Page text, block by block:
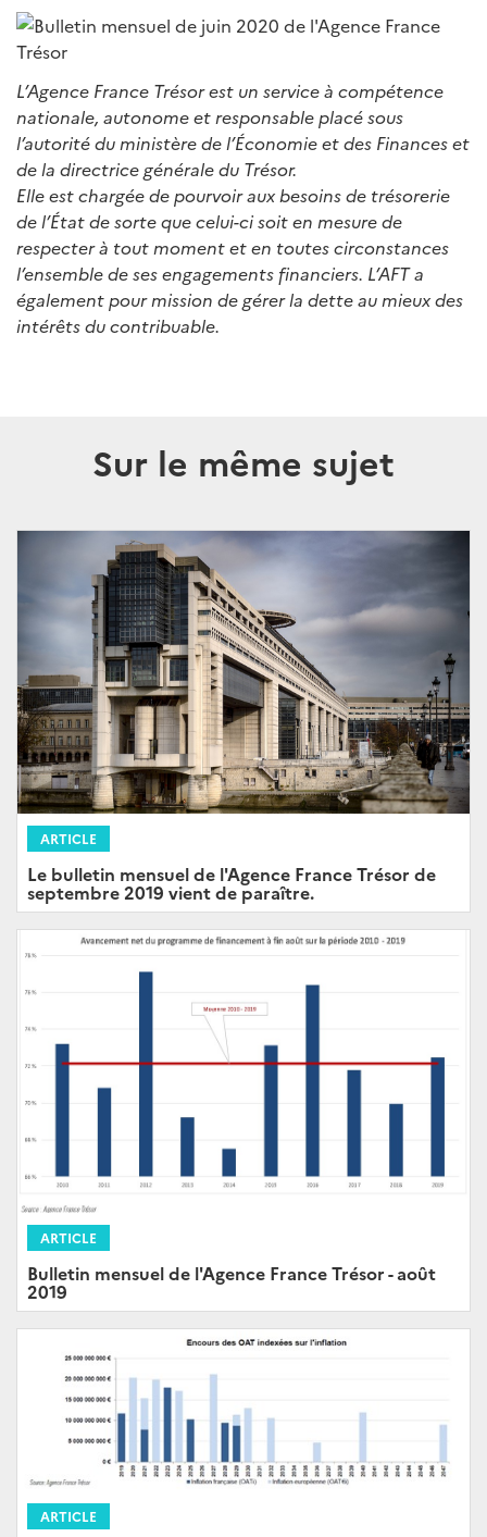
L’Agence France Trésor est un service à compétence
nationale, autonome et responsable placé sous
l’autorité du ministère de l’Économie et des Finances et
de la directrice générale du Trésor.
Elle est chargée de pourvoir aux besoins de trésorerie
de l’État de sorte que celui-ci soit en mesure de
respecter à tout moment et en toutes circonstances
l’ensemble de ses engagements financiers. L’AFT a
également pour mission de gérer la dette au mieux des
intérêts du contribuable.
Sur le même sujet
ARTICLE
Le bulletin mensuel de l'Agence France Trésor de
septembre 2019 vient de paraître.
ARTICLE
Bulletin mensuel de l'Agence France Trésor - août
2019
ARTICLE